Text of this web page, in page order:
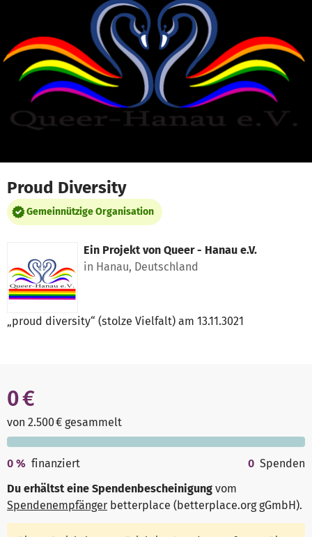
Zum Hauptinhalt springen
Erklärung zur Barrierefreiheit anzeigen
Proud Diversity
Gemeinnützige Organisation
Ein Projekt von Queer - Hanau e.V.
in Hanau, Deutschland
„proud diversity“ (stolze Vielfalt) am 13.11.3021
0 €
von 2.500 € gesammelt
0 % finanziert 0 Spenden
Du erhältst eine Spendenbescheinigung vom
Spendenempfänger betterplace (betterplace.org gGmbH).